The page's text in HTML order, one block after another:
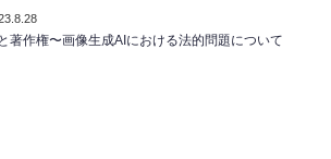
著作権〜画像生成AIにおける法的問題について